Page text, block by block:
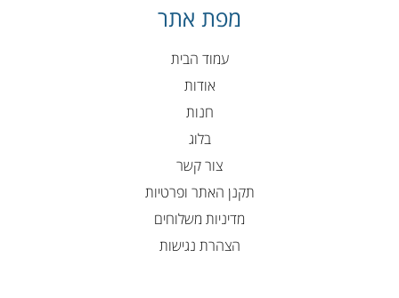
מפת אתר
עמוד הבית
אודות
חנות
בלוג
צור קשר
תקנן האתר ופרטיות
מדיניות משלוחים
הצהרת נגישות